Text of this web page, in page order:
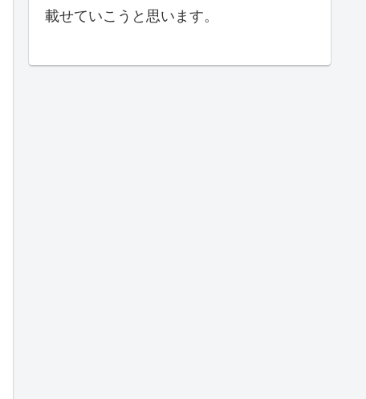
載せていこうと思います。